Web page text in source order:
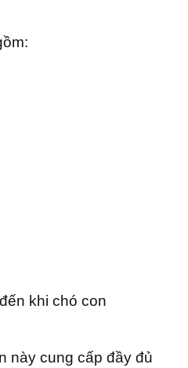
khi chó con
này cung cấp đầy đủ